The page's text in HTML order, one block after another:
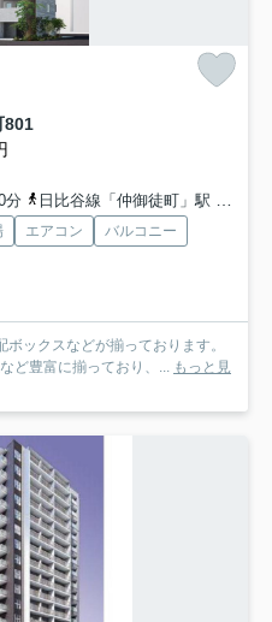
801
分
日比谷線「仲御徒町」駅 徒歩6分
エアコン
バルコニー
ックスなどが揃っております。
ど豊富に揃っており、... もっと見